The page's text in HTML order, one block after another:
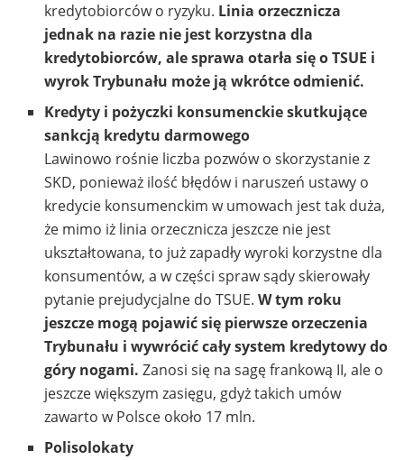
kredytobiorców o ryzyku. Linia orzecznicza
jednak na razie nie jest korzystna dla
kredytobiorców, ale sprawa otarła się o TSUE i
wyrok Trybunału może ją wkrótce odmienić.
Kredyty i pożyczki konsumenckie skutkujące
sankcją kredytu darmowego
Lawinowo rośnie liczba pozwów o skorzystanie z
SKD, ponieważ ilość błędów i naruszeń ustawy o
kredycie konsumenckim w umowach jest tak duża,
że mimo iż linia orzecznicza jeszcze nie jest
ukształtowana, to już zapadły wyroki korzystne dla
konsumentów, a w części spraw sądy skierowały
pytanie prejudycjalne do TSUE.W tym roku
jeszcze mogą pojawić się pierwsze orzeczenia
Trybunału i wywrócić cały system kredytowy do
góry nogami.Zanosi się na sagę frankową II, ale o
jeszcze większym zasięgu, gdyż takich umów
zawarto w Polsce około 17 mln.
Polisolokaty